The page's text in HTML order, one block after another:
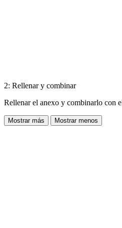
2: Rellenar y combinar
Rellenar el anexo y combinarlo con
Mostrar más Mostrar menos